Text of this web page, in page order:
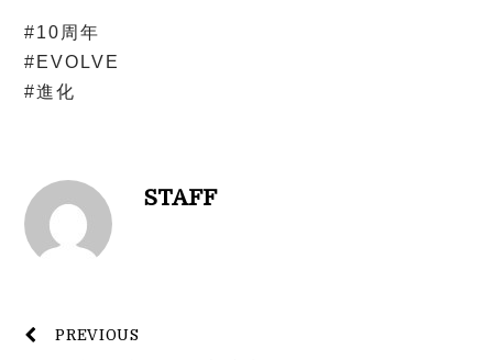
#10周年
#EVOLVE
#進化
STAFF
PREVIOUS